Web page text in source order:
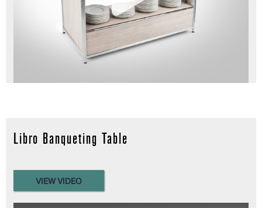
Libro Banqueting Table
VIEW VIDEO